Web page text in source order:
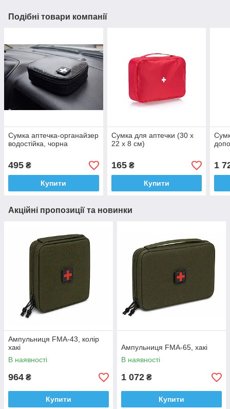
Подібні товари компанії
Сумка аптечка-органайзер
водостійка, чорна
495 ₴
Купити
Сумка для аптечки (30 х
22 х 8 см)
165₴
Купити
1
Акційні пропозиції та новинки
Ампульниця FMA-43, колір
хакі
В наявності
964 ₴
Купити
Ампульниця FMA-65, хакі
В наявності
1 072 ₴
Купити